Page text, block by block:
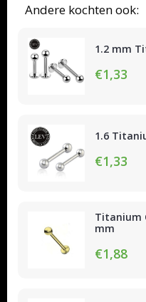
Andere kochten ook:
1.2 mm
€1,33
1.6
€1,33
Titanium
mm
€1,88